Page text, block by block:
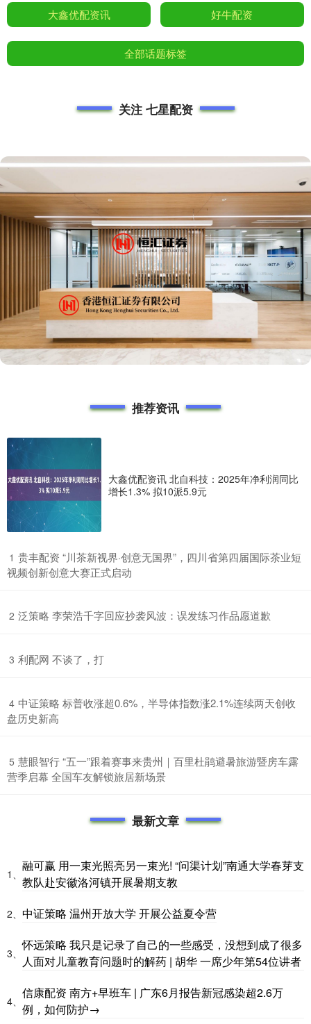
大鑫优配资讯 好牛配资
全部话题标签
关注 七星配资
推荐资讯
大鑫优配资讯 北自科技：2025年净利润同比
增长1.3% 拟10派5.9元
1 ​贵丰配资 “川茶新视界·创意无国界”，四川省第四届国际茶业短
视频创新创意大赛正式启动
2 ​泛策略 李荣浩千字回应抄袭风波：误发练习作品愿道歉
3 ​利配网 不谈了，打
4 ​中证策略 标普收涨超0.6%，半导体指数涨2.1%连续两天创收
盘历史新高
5 ​慧眼智行 “五一”跟着赛事来贵州｜百里杜鹃避暑旅游暨房车露
营季启幕 全国车友解锁旅居新场景
最新文章
1、
融可赢 用一束光照亮另一束光! “问渠计划”南通大学春芽支
教队赴安徽洛河镇开展暑期支教
2、 中证策略 温州开放大学 开展公益夏令营
3、
怀远策略 我只是记录了自己的一些感受，没想到成了很多
人面对儿童教育问题时的解药 | 胡华 一席少年第54位讲者
4、
信康配资 南方+早班车 | 广东6月报告新冠感染超2.6万
例，如何防护→